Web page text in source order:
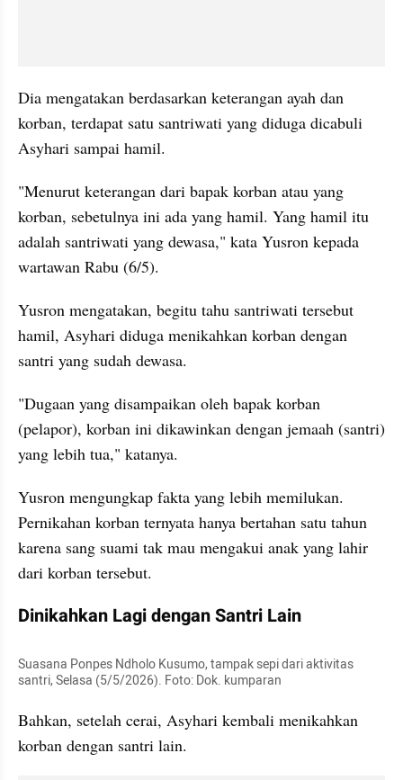
Dia mengatakan berdasarkan keterangan ayah dan
korban, terdapat satu santriwati yang diduga dicabuli
Asyhari sampai hamil.
"Menurut keterangan dari bapak korban atau yang
korban, sebetulnya ini ada yang hamil. Yang hamil itu
adalah santriwati yang dewasa," kata Yusron kepada
wartawan Rabu (6/5).
Yusron mengatakan, begitu tahu santriwati tersebut
hamil, Asyhari diduga menikahkan korban dengan
santri yang sudah dewasa.
"Dugaan yang disampaikan oleh bapak korban
(pelapor), korban ini dikawinkan dengan jemaah (santri)
yang lebih tua," katanya.
Yusron mengungkap fakta yang lebih memilukan.
Pernikahan korban ternyata hanya bertahan satu tahun
karena sang suami tak mau mengakui anak yang lahir
dari korban tersebut.
Dinikahkan Lagi dengan Santri Lain
Suasana Ponpes Ndholo Kusumo, tampak sepi dari aktivitas
santri, Selasa (5/5/2026). Foto: Dok. kumparan
Bahkan, setelah cerai, Asyhari kembali menikahkan
korban dengan santri lain.